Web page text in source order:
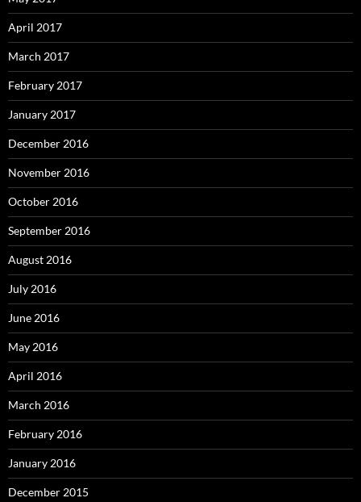
April 2017
March 2017
February 2017
January 2017
December 2016
November 2016
October 2016
September 2016
August 2016
July 2016
June 2016
May 2016
April 2016
March 2016
February 2016
January 2016
December 2015